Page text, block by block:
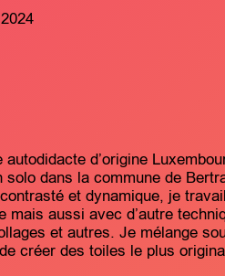
d’origine
dans la commune de
et dynamique, je
mais aussi avec d’autre
et autres. Je mélange
créer des toiles le plus